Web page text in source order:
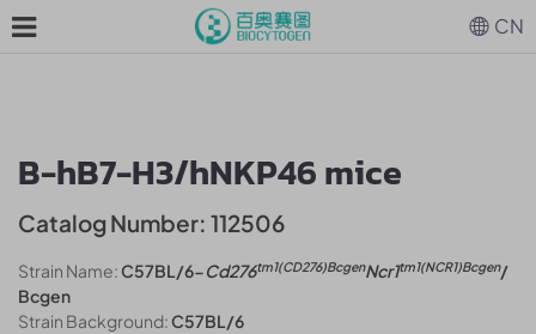
B-hB7-H3/hNKP46 mice
Catalog Number: 112506
Strain Name:C57BL/6-Cd276tm1(CD276)BcgenNcr1tm1(NCR1)Bcgen/
Bcgen
Strain Background:C57BL/6
CN